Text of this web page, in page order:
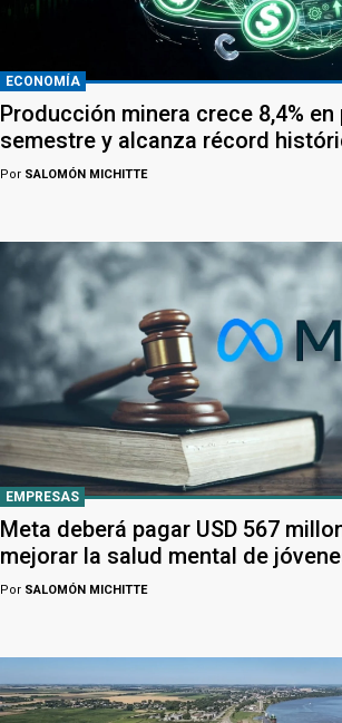
ECONOMÍA
Producción minera crece 8,4% en
semestre y alcanza récord
Por SALOMÓN MICHITTE
EMPRESAS
Meta deberá pagar USD 567
mejorar la salud mental de
Por SALOMÓN MICHITTE